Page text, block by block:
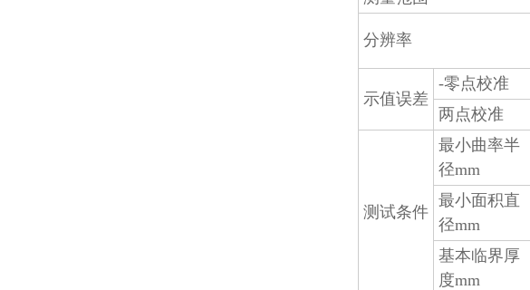
分辨率
示值误差
-零点校准
两点校准
测试条件
最小曲率半
径mm
最小面积直
径mm
基本临界厚
度mm